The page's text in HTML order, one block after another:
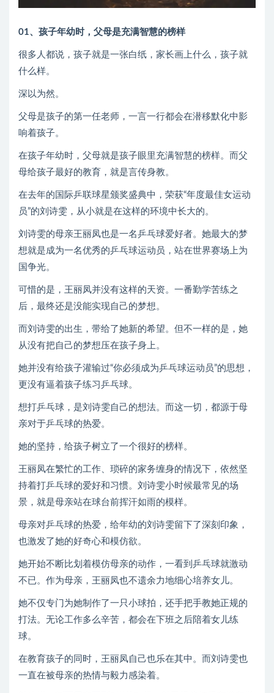
01、孩子年幼时，父母是充满智慧的榜样
很多人都说，孩子就是一张白纸，家长画上什么，孩子就
什么样。
深以为然。
父母是孩子的第一任老师，一言一行都会在潜移默化中影
响着孩子。
在孩子年幼时，父母就是孩子眼里充满智慧的榜样。而父
母给孩子最好的教育，就是言传身教。
在去年的国际乒联球星颁奖盛典中，荣获“年度最佳女运动
员”的刘诗雯，从小就是在这样的环境中长大的。
刘诗雯的母亲王丽凤也是一名乒乓球爱好者。她最大的梦
想就是成为一名优秀的乒乓球运动员，站在世界赛场上为
国争光。
可惜的是，王丽凤并没有这样的天资。一番勤学苦练之
后，最终还是没能实现自己的梦想。
而刘诗雯的出生，带给了她新的希望。但不一样的是，她
从没有把自己的梦想压在孩子身上。
她并没有给孩子灌输过“你必须成为乒乓球运动员”的思想，
更没有逼着孩子练习乒乓球。
想打乒乓球，是刘诗雯自己的想法。而这一切，都源于母
亲对于乒乓球的热爱。
她的坚持，给孩子树立了一个很好的榜样。
王丽凤在繁忙的工作、琐碎的家务缠身的情况下，依然坚
持着打乒乓球的爱好和习惯。刘诗雯小时候最常见的场
景，就是母亲站在球台前挥汗如雨的模样。
母亲对乒乓球的热爱，给年幼的刘诗雯留下了深刻印象，
也激发了她的好奇心和模仿欲。
她开始不断比划着模仿母亲的动作，一看到乒乓球就激动
不已。作为母亲，王丽凤也不遗余力地细心培养女儿。
她不仅专门为她制作了一只小球拍，还手把手教她正规的
打法。无论工作多么辛苦，都会在下班之后陪着女儿练
球。
在教育孩子的同时，王丽凤自己也乐在其中。而刘诗雯也
一直在被母亲的热情与毅力感染着。